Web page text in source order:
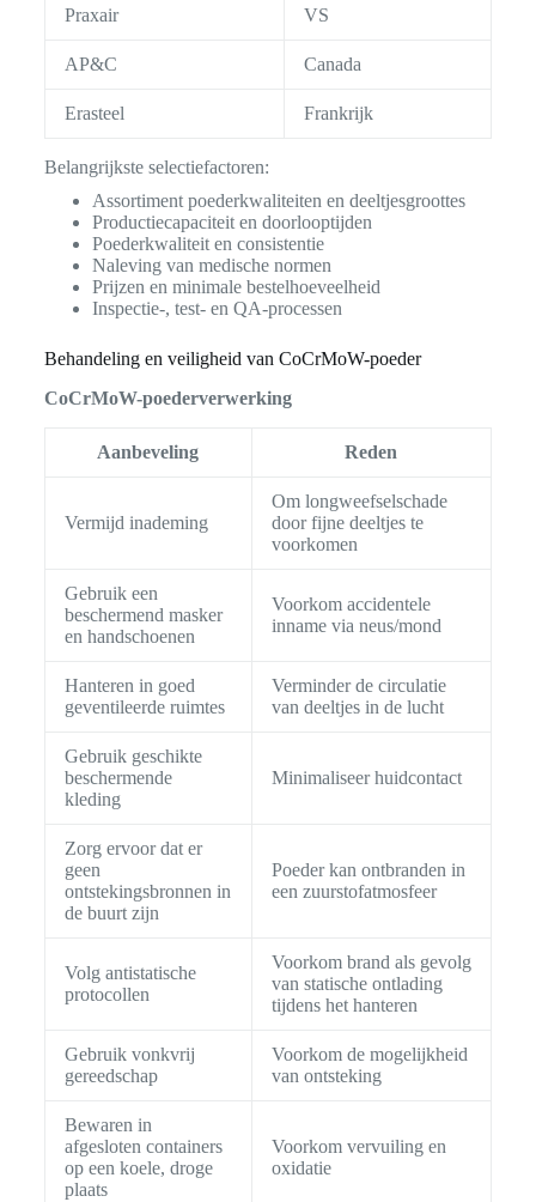
Praxair VS
AP&C Canada
Erasteel Frankrijk
Belangrijkste selectiefactoren:
Assortiment poederkwaliteiten en deeltjesgroottes
Productiecapaciteit en doorlooptijden
Poederkwaliteit en consistentie
Naleving van medische normen
Prijzen en minimale bestelhoeveelheid
Inspectie-, test- en QA-processen
Behandeling en veiligheid van CoCrMoW-poeder
CoCrMoW-poederverwerking
Aanbeveling Reden
Vermijd inademing
Om longweefselschade
door fijne deeltjes te
voorkomen
Gebruik een
beschermend masker
en handschoenen
Voorkom accidentele
inname via neus/mond
Hanteren in goed
geventileerde ruimtes
Verminder de circulatie
van deeltjes in de lucht
Gebruik geschikte
beschermende
kleding
Minimaliseer huidcontact
Zorg ervoor dat er
geen
ontstekingsbronnen in
de buurt zijn
Poeder kan ontbranden in
een zuurstofatmosfeer
Volg antistatische
protocollen
Voorkom brand als gevolg
van statische ontlading
tijdens het hanteren
Gebruik vonkvrij
gereedschap
Voorkom de mogelijkheid
van ontsteking
Bewaren in
afgesloten containers
op een koele, droge
plaats
Voorkom vervuiling en
oxidatie